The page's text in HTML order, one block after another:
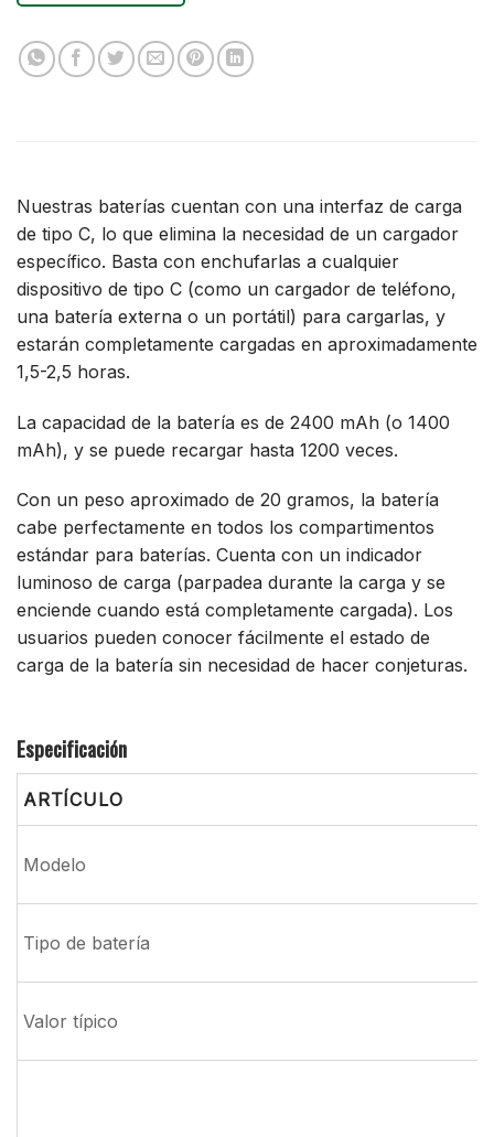
Nuestras baterías cuentan con una interfaz de carga
de tipo C, lo que elimina la necesidad de un cargador
específico. Basta con enchufarlas a cualquier
dispositivo de tipo C (como un cargador de teléfono,
una batería externa o un portátil) para cargarlas, y
estarán completamente cargadas en aproximadamente
1,5-2,5 horas.
La capacidad de la batería es de 2400 mAh (o 1400
mAh), y se puede recargar hasta 1200 veces.
Con un peso aproximado de 20 gramos, la batería
cabe perfectamente en todos los compartimentos
estándar para baterías. Cuenta con un indicador
luminoso de carga (parpadea durante la carga y se
enciende cuando está completamente cargada). Los
usuarios pueden conocer fácilmente el estado de
carga de la batería sin necesidad de hacer conjeturas.
Especificación
ARTÍCULO
Modelo
Tipo de batería
Valor típico